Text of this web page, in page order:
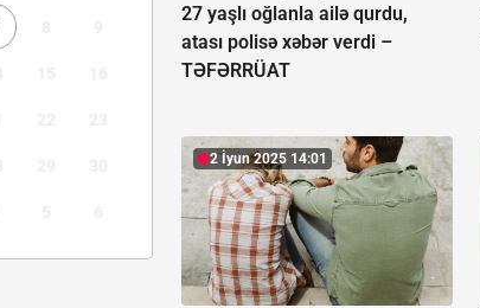
27 yaşlı oğlanla ailə qurdu,
atası polisə xəbər verdi –
TƏFƏRRÜAT
2 İyun 2025 14:01